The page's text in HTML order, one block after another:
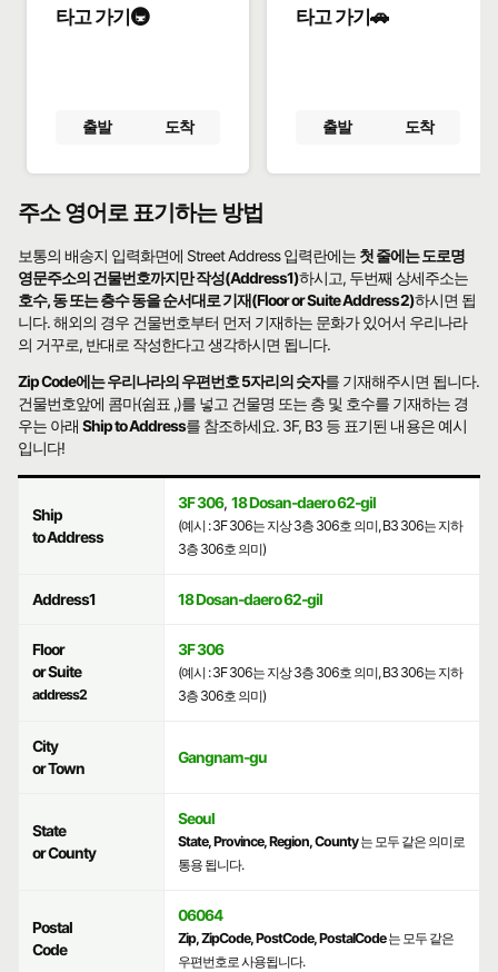
타고 가기🚇
출발 도착
타고 가기🚗
출발 도착
주소 영어로 표기하는 방법
보통의 배송지 입력화면에 Street Address 입력란에는 첫 줄에는 도로명
영문주소의 건물번호까지만 작성(Address1)하시고, 두번째 상세주소는
호수, 동 또는 층수 동을 순서대로 기재(Floor or Suite Address2)하시면 됩
니다. 해외의 경우 건물번호부터 먼저 기재하는 문화가 있어서 우리나라
의 거꾸로, 반대로 작성한다고 생각하시면 됩니다.
Zip Code에는 우리나라의 우편번호 5자리의 숫자를 기재해주시면 됩니다.
건물번호앞에 콤마(쉼표 ,)를 넣고 건물명 또는 층 및 호수를 기재하는 경
우는 아래Ship to Address를 참조하세요. 3F, B3 등 표기된 내용은 예시
입니다!
Ship
to Address
3F 306, 18 Dosan-daero 62-gil
(예시 : 3F 306는 지상 3층 306호 의미, B3 306는 지하
3층 306호 의미)
Address1 18 Dosan-daero 62-gil
Floor
or Suite
address2
3F 306
(예시 : 3F 306는 지상 3층 306호 의미, B3 306는 지하
3층 306호 의미)
City
or Town
Gangnam-gu
State
or County
Seoul
State, Province, Region, County는 모두 같은 의미로
통용 됩니다.
Postal
Code
06064
Zip, ZipCode, PostCode, PostalCode는 모두 같은
우편번호로 사용됩니다.